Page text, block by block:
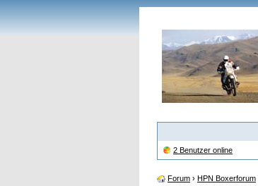
2 Benutzer online
Forum › HPN Boxerforum